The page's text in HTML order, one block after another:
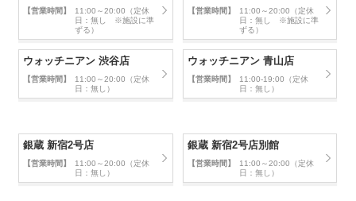
【営業時間】
11:00～20:00（定休
日：無し ※施設に準
ずる）
【営業時間】
11:00～20:00（定休
日：無し ※施設に準
ずる）
ウォッチニアン 渋谷店
【営業時間】
11:00～20:00（定休
日：無し）
ウォッチニアン 青山店
【営業時間】
11:00-19:00（定休
日：無し）
銀蔵 新宿2号店
【営業時間】
11:00～20:00（定休
日：無し）
銀蔵 新宿2号店別館
【営業時間】
11:00～20:00（定休
日：無し）